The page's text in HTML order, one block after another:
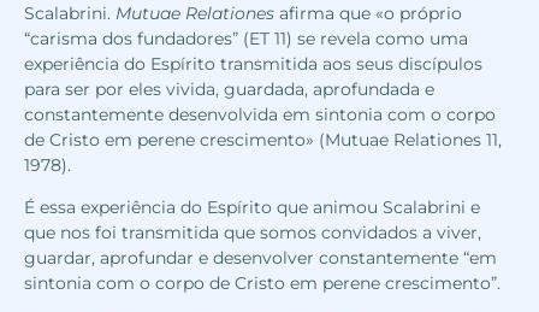
Scalabrini. Mutuae Relationes afirma que «o próprio
“carisma dos fundadores” (ET 11) se revela como uma
experiência do Espírito transmitida aos seus discípulos
para ser por eles vivida, guardada, aprofundada e
constantemente desenvolvida em sintonia com o corpo
de Cristo em perene crescimento» (Mutuae Relationes 11,
1978).
É essa experiência do Espírito que animou Scalabrini e
que nos foi transmitida que somos convidados a viver,
guardar, aprofundar e desenvolver constantemente “em
sintonia com o corpo de Cristo em perene crescimento”.